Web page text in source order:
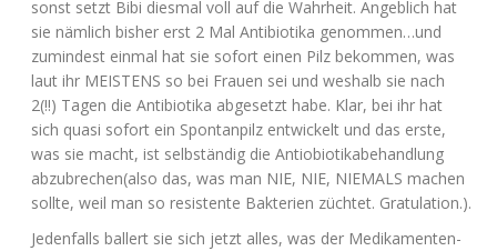
sonst setzt Bibi dies­mal voll auf die Wahr­heit. Angeb­lich hat
sie näm­lich bis­her erst 2 Mal Anti­bio­ti­ka genommen…und
zumin­dest ein­mal hat sie sofort einen Pilz bekom­men, was
laut ihr MEISTENS so bei Frau­en sei und wes­halb sie nach
2(!!) Tagen die Anti­bio­ti­ka abge­setzt habe. Klar, bei ihr hat
sich qua­si sofort ein Spon­tan­pilz ent­wi­ckelt und das ers­te,
was sie macht, ist selb­stän­dig die Antio­bio­ti­ka­be­hand­lung
abzubrechen(also das, was man NIE, NIE, NIEMALS machen
soll­te, weil man so resis­ten­te Bak­te­ri­en züch­tet. Gratulation.).
Jeden­falls bal­lert sie sich jetzt alles, was der Medi­ka­men­ten­